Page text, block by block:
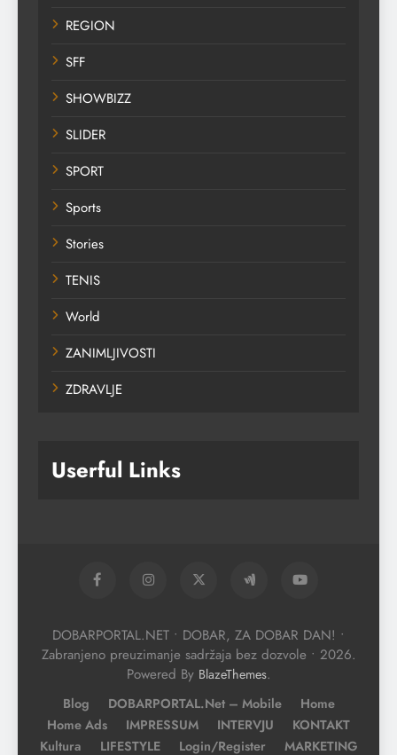
REGION
SFF
SHOWBIZZ
SLIDER
SPORT
Sports
Stories
TENIS
World
ZANIMLJIVOSTI
ZDRAVLJE
Userful Links
DOBARPORTAL.NET • DOBAR, ZA DOBAR DAN! •
Zabranjeno preuzimanje sadržaja bez dozvole • 2026.
Powered By BlazeThemes.
Blog DOBARPORTAL.net – Mobile
Home
Home Ads
IMPRESSUM INTERVJU
KONTAKT
Kultura
LIFESTYLE Login/Register MARKETING